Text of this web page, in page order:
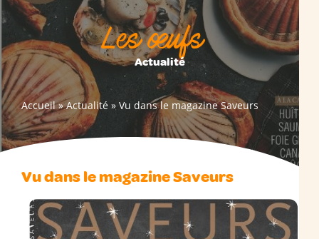
Les œufs
Actualité
Accueil»Actualité » Vu dans le magazine Saveurs
Vu dans le magazine Saveurs